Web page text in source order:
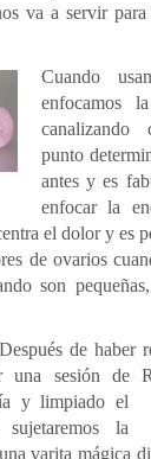
va a servir
Cuando
enfocamos
canalizando
punto
antes y es
enfocar la
el dolor y es
de ovarios
son
de haber
una sesión de
y limpiado el
la
varita mágica